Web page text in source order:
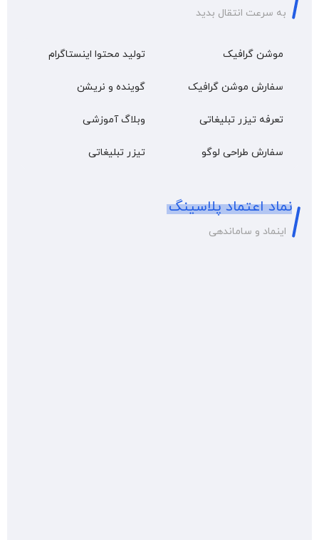
به سرعت انتقال بدید
موشن گرافیک
سفارش موشن گرافیک
تعرفه تیزر تبلیغاتی
سفارش طراحی لوگو
تولید محتوا اینستاگرام
گوینده و نریشن
وبلاگ آموزشی
تیزر تبلیغاتی
نماد اعتماد پلاسینگ
اینماد و ساماندهی